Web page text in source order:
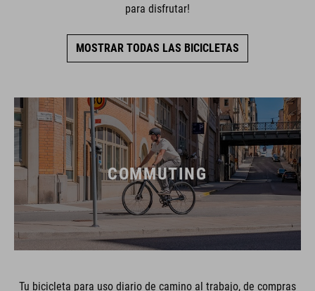
para disfrutar!
MOSTRAR TODAS LAS BICICLETAS
COMMUTING
Tu bicicleta para uso diario de camino al trabajo, de compras